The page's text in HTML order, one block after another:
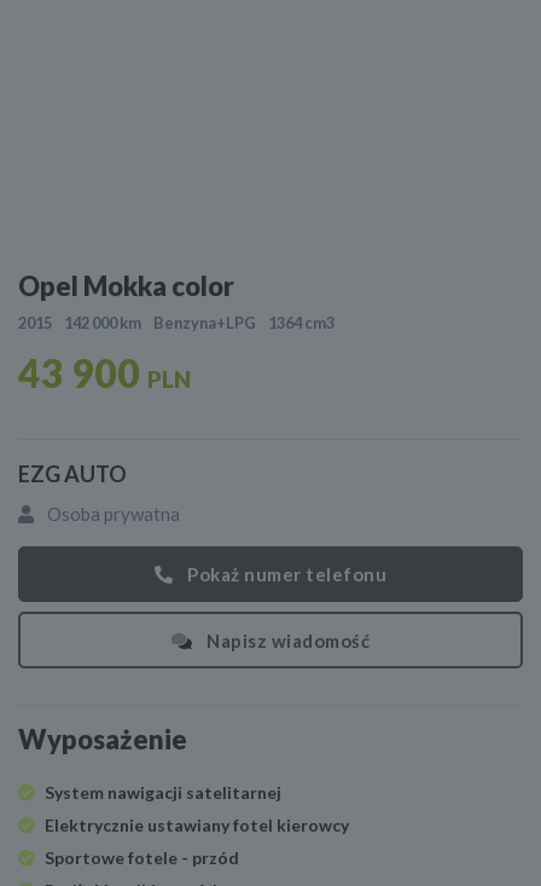
Opel Mokka color
2015 142 000 km Benzyna+LPG 1364 cm3
43 900 PLN
EZG AUTO
Osoba prywatna
Pokaż numer telefonu
Napisz wiadomość
Wyposażenie
System nawigacji satelitarnej
Elektrycznie ustawiany fotel kierowcy
Sportowe fotele - przód